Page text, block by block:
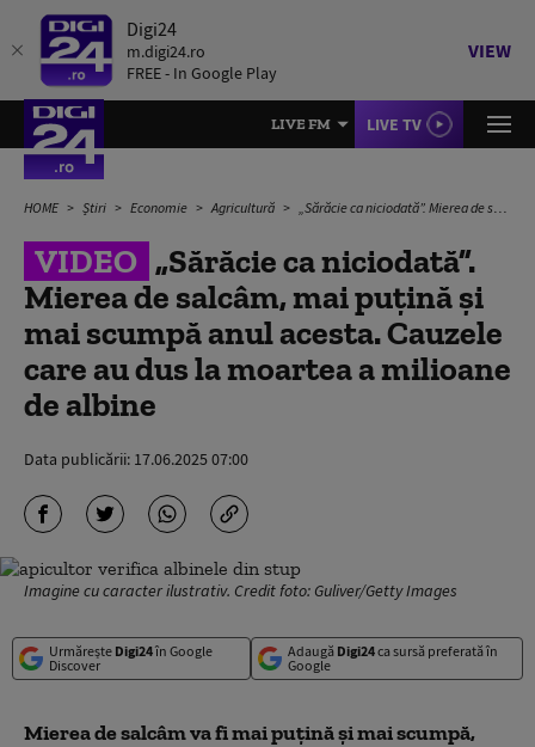
Digi24
m.digi24.ro
FREE - In Google Play
VIEW
LIVE FM LIVE TV
HOME Știri Economie Agricultură „Sărăcie ca niciodată”. Mierea de salcâm, mai puțină și mai scumpă anul acesta. Cauzele care au dus la moartea a milioane de albine
VIDEO „Sărăcie ca niciodată”.
Mierea de salcâm, mai puțină și
mai scumpă anul acesta. Cauzele
care au dus la moartea a milioane
de albine
Data publicării: 17.06.2025 07:00
Imagine cu caracter ilustrativ. Credit foto: Guliver/Getty Images
Urmărește Digi24în Google
Discover
Adaugă Digi24ca sursă preferată în
Google
Mierea de salcâm va fi mai puțină și mai scumpă,